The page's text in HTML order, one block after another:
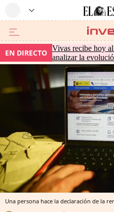
EN DIRECTO Vivas recibe hoy
analizar la
Una persona hace la declaración de la